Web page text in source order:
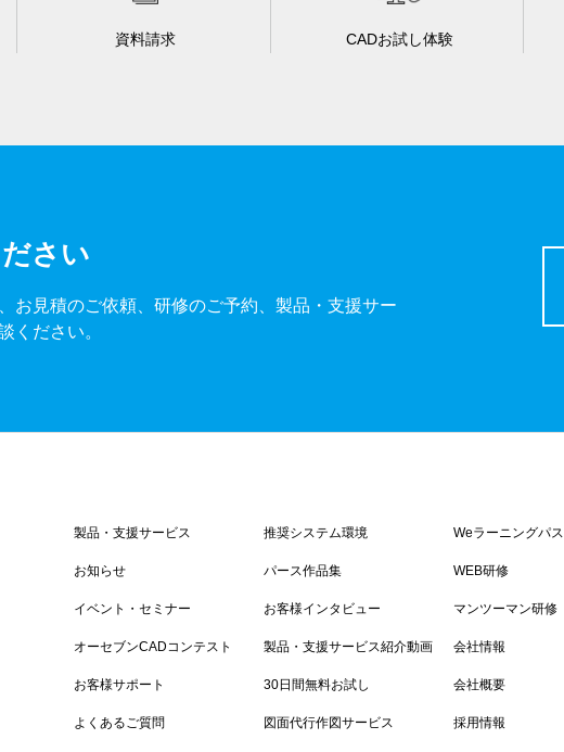
資料請求 CADお試し体験
さい
お見積のご依頼、研修のご予約、製品・支援サー
ください。
製品・支援サービス
お知らせ
イベント・セミナー
オーセブンCADコンテスト
お客様サポート
よくあるご質問
推奨システム環境
パース作品集
お客様インタビュー
製品・支援サービス紹介動画
30日間無料お試し
図面代行作図サービス
Weラーニングパス
WEB研修
マンツーマン研修
会社情報
会社概要
採用情報